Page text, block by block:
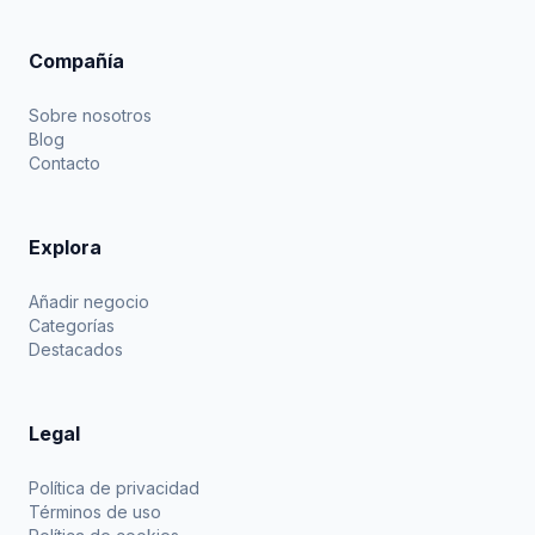
Compañía
Sobre nosotros
Blog
Contacto
Explora
Añadir negocio
Categorías
Destacados
Legal
Política de privacidad
Términos de uso